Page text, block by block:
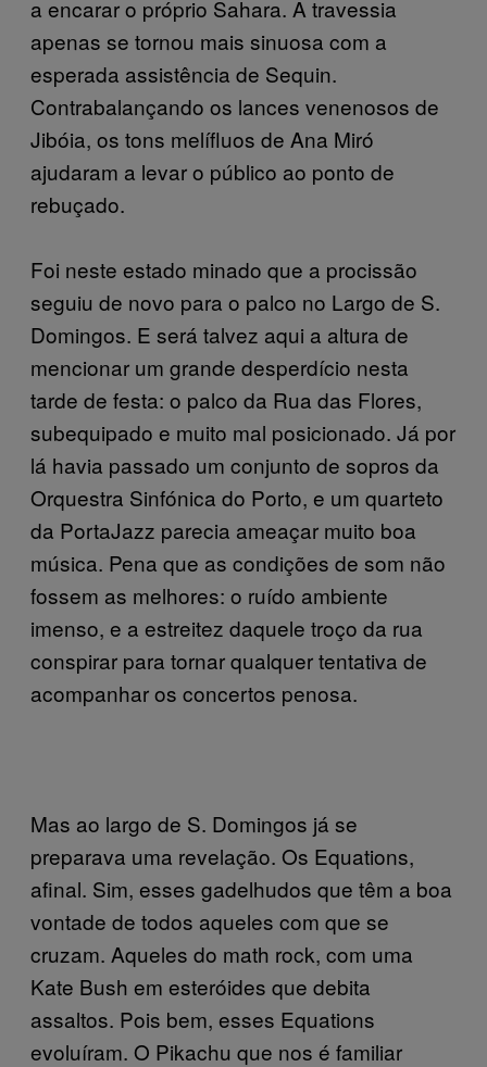
a encarar o próprio Sahara. A travessia
apenas se tornou mais sinuosa com a
esperada assistência de Sequin.
Contrabalançando os lances venenosos de
Jibóia, os tons melífluos de Ana Miró
ajudaram a levar o público ao ponto de
rebuçado.
Foi neste estado minado que a procissão
seguiu de novo para o palco no Largo de S.
Domingos. E será talvez aqui a altura de
mencionar um grande desperdício nesta
tarde de festa: o palco da Rua das Flores,
subequipado e muito mal posicionado. Já por
lá havia passado um conjunto de sopros da
Orquestra Sinfónica do Porto, e um quarteto
da PortaJazz parecia ameaçar muito boa
música. Pena que as condições de som não
fossem as melhores: o ruído ambiente
imenso, e a estreitez daquele troço da rua
conspirar para tornar qualquer tentativa de
acompanhar os concertos penosa.
Mas ao largo de S. Domingos já se
preparava uma revelação. Os Equations,
afinal. Sim, esses gadelhudos que têm a boa
vontade de todos aqueles com que se
cruzam. Aqueles do math rock, com uma
Kate Bush em esteróides que debita
assaltos. Pois bem, esses Equations
evoluíram. O Pikachu que nos é familiar